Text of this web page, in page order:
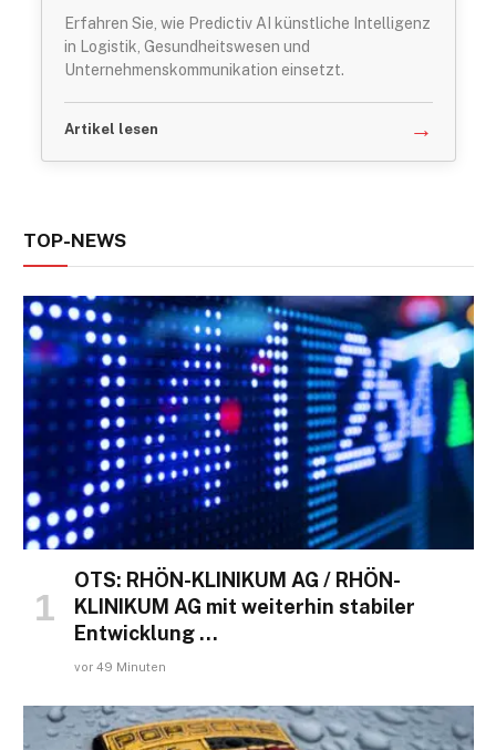
Erfahren Sie, wie Predictiv AI künstliche Intelligenz
in Logistik, Gesundheitswesen und
Unternehmenskommunikation einsetzt.
Artikel lesen →
TOP-NEWS
OTS: RHÖN-KLINIKUM AG / RHÖN-
KLINIKUM AG mit weiterhin stabiler
Entwicklung …
vor 49 Minuten